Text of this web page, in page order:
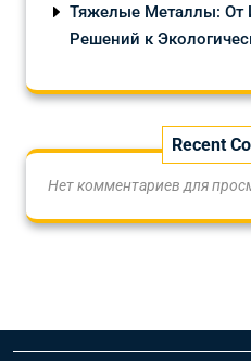
Тяжелые Металлы: От
Решений к
Recent
Нет комментариев для